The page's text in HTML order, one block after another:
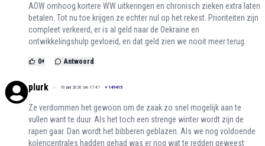
AOW omhoog kortere WW uitkeringen en chronisch zieken extra laten
betalen. Tot nu toe krijgen ze echter nul op het rekest. Prioriteiten zijn
compleet verkeerd, er is al geld naar de Oekraine en
ontwikkelingshulp gevloeid, en dat geld zien we nooit meer terug.
0+ Antwoord
plurk 10 juni 2026 om 17:47 + 149415
Ze verdommen het gewoon om de zaak zo snel mogelijk aan te
vullen want te duur. Als het toch een strenge winter wordt zijn de
rapen gaar. Dan wordt het bibberen geblazen. Als we nog voldoende
kolencentrales hadden gehad was er nog wat te redden geweest